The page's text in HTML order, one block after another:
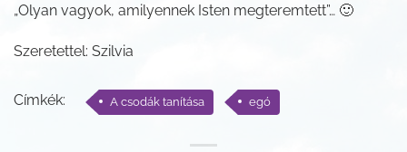
„Olyan vagyok, amilyennek Isten megteremtett”… 🙂
Szeretettel: Szilvia
Címkék: A csodák tanítása egó